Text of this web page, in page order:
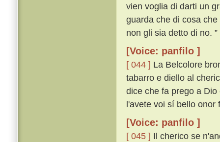
vien voglia di darti un
guarda che di cosa
non gli sia detto di no. ”
[Voice: panfilo ]
[ 044 ] La Belcolore
tabarro e diello al
dice che fa prego a
l'avete voi sí bello onor
[Voice: panfilo ]
[ 045 ] Il cherico se